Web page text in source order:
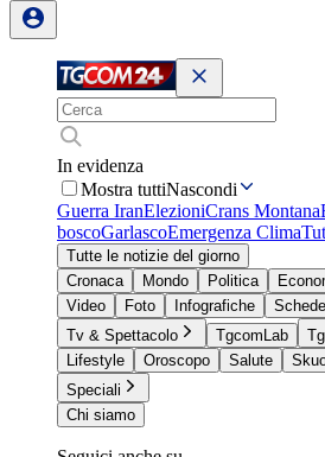
In evidenza
Mostra tuttiNascondi
Guerra IranElezioniCrans Montana
boscoGarlascoEmergenza Clima
Tutte le notizie del giorno
Cronaca
Mondo Politica
Video
Foto Infografiche
Schede
Tv & Spettacolo
TgcomLab
Lifestyle
Oroscopo Salute
Speciali
Chi siamo